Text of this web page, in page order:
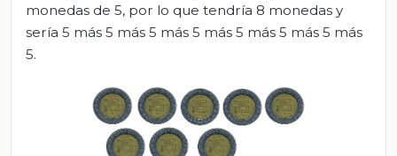
monedas de 5, por lo que tendría 8 monedas y
sería 5 más 5 más 5 más 5 más 5 más 5 más 5 más
5.